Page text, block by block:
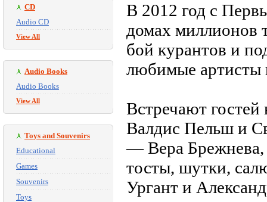
CD
Audio CD
View All
Audio Books
Audio Books
View All
Toys and Souvenirs
Educational
Games
Souvenirs
Toys
В 2012 год с
домах миллионов
бой курантов и
любимые артисты
Встречают
Валдис Пельш и
— Вера
тосты, шутки,
Ургант и